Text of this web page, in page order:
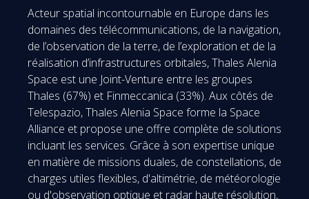
Acteur spatial incontournable en Europe dans les
domaines des télécommunications, de la navigation,
de l’observation de la terre, de l’exploration et de la
réalisation d’infrastructures orbitales, Thales Alenia
Space est une Joint-Venture entre les groupes
Thales (67%) et Finmeccanica (33%). Aux côtés de
Telespazio, Thales Alenia Space forme la Space
Alliance et propose une offre complète de solutions
incluant les services. Grâce à son expertise unique
en matière de missions duales, de constellations, de
charges utiles flexibles, d'altimétrie, de météorologie
ou d'observation optique et radar haute résolution,